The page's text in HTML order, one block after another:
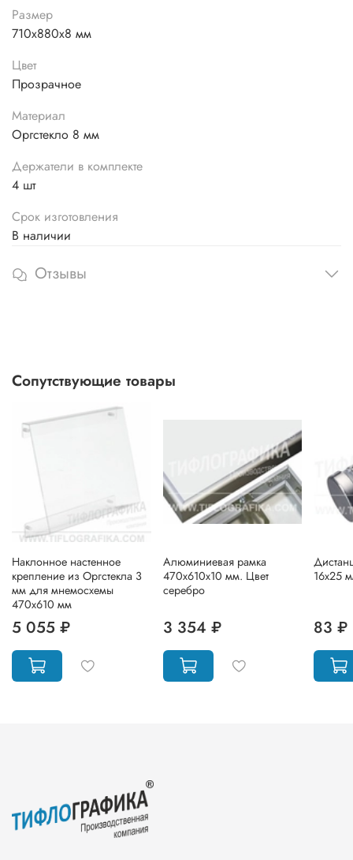
Размер
710х880х8 мм
Цвет
Прозрачное
Материал
Оргстекло 8 мм
Держатели в комплекте
4 шт
Срок изготовления
В наличии
Отзывы
Сопутствующие товары
Наклонное настенное
крепление из Оргстекла 3
мм для мнемосхемы
470х610 мм
5 055 ₽
Алюминиевая рамка
470х610х10 мм. Цвет
серебро
3 354 ₽
16х25
83 ₽